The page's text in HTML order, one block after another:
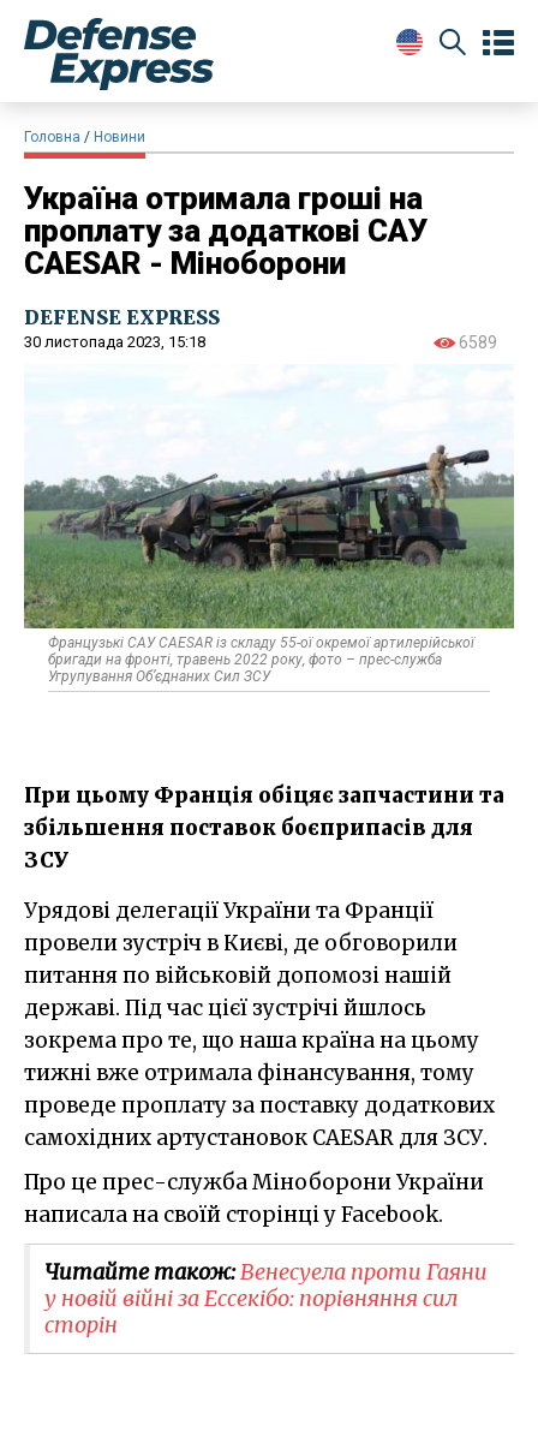
Головна Новини
Україна отримала гроші на
проплату за додаткові САУ
CAESAR - Міноборони
DEFENSE EXPRESS
30 листопада 2023, 15:18 6589
Французькі САУ CAESAR із складу 55-ої окремої артилерійської
бригади на фронті, травень 2022 року, фото – прес-служба
Угрупування Об’єднаних Сил ЗСУ
При цьому Франція обіцяє запчастини та
збільшення поставок боєприпасів для
ЗСУ
Урядові делегації України та Франції
провели зустріч в Києві, де обговорили
питання по військовій допомозі нашій
державі. Під час цієї зустрічі йшлось
зокрема про те, що наша країна на цьому
тижні вже отримала фінансування, тому
проведе проплату за поставку додаткових
самохідних артустановок CAESAR для ЗСУ.
Про це прес-служба Міноборони України
написала на своїй сторінці у Facebook.
Читайте також:Венесуела проти Гаяни
у новій війні за Ессекібо: порівняння сил
сторін